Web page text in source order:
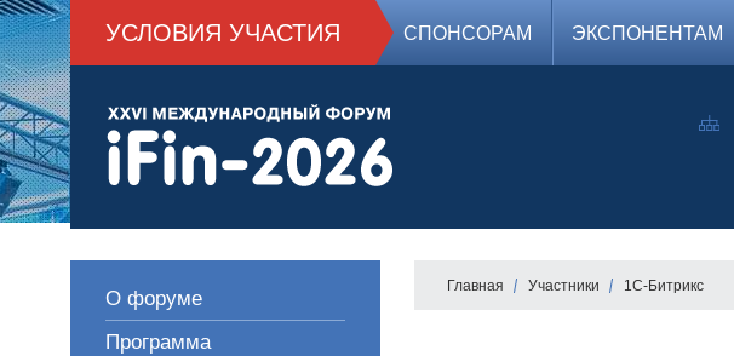
УСЛОВИЯ УЧАСТИЯ СПОНСОРАМ ЭКСПОНЕНТАМ
О форуме
Программа
Главная Участники 1С-Битрикс